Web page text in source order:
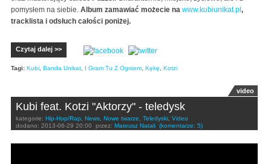
pomysłem na siebie. Album zamawiać możecie na www.kubiunikat.pl ,
tracklista i odsłuch całości poniżej.
Czytaj dalej >>
Tagi: Kubi, Banda Unikat, I Gram Tu Z Ogniem, Kękę, Kotzi
video
Kubi feat. Kotzi "Aktorzy" - teledysk
kategorie: Hip-Hop/Rap, News, Nowe twarze, Teledyski, Video
dodano: 2013-06-29 20:00 przez: Mateusz Natali (komentarze: 5)